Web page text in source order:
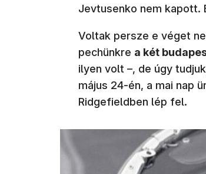
Jevtusenko nem kapott.
Voltak persze e véget
pechünkre a két
ilyen volt –, de úgy
május 24-én, a mai nap
Ridgefieldben lép fel.